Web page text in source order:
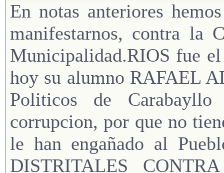
En notas anteriores
manifestarnos, contra la
Municipalidad.RIOS fue
hoy su alumno RAFAEL
Politicos de
corrupcion, por que no
le han engañado al
DISTRITALES